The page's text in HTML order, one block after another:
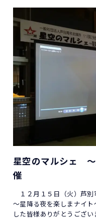
星空のマルシェ
催
１２月１５日（火）芦
～星降る夜を楽しまナイ
した皆様ありがとうござ